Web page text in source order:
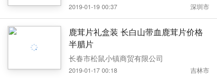
2019-01-19 00:37 深圳市
鹿茸片礼盒装 长白山带血鹿茸片价格
半腊片
长春市松鼠小镇商贸有限公司
2019-01-17 00:18 吉林市